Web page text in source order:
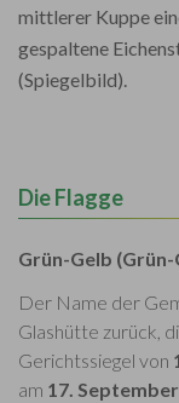
mittlerer Kuppe
gespaltene
(Spiegelbild).
Die Flagge
Grün-Gelb (Grün-
Der Name der
Glashütte zurück,
Gerichtssiegel von
am 17. September